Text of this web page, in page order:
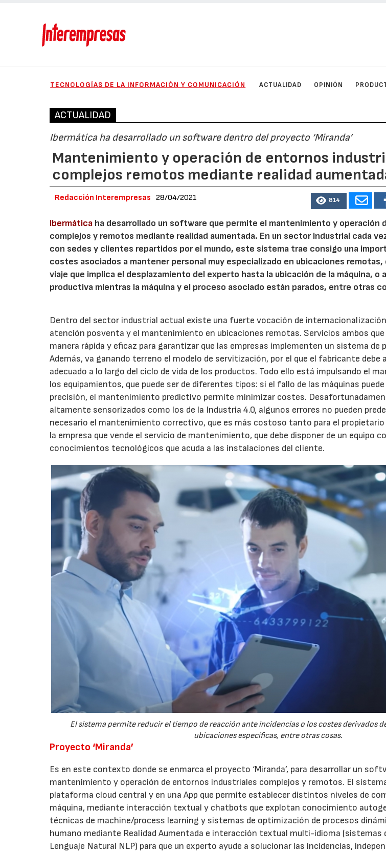
TECNOLOGÍAS DE LA INFORMACIÓN Y COMUNICACIÓN ACTUALIDAD OPINIÓN
ACTUALIDAD
Ibermática ha desarrollado un software dentro del proyecto ‘Miranda’
Mantenimiento y operación de entornos
complejos remotos mediante realidad
Redacción Interempresas 28/04/2021 814
Ibermática ha desarrollado un software que permite el mantenimiento y operación
complejos y remotos mediante realidad aumentada. En un sector industrial cada
con sedes y clientes repartidos por el mundo, este sistema trae consigo una
costes asociados a mantener personal muy especializado en ubicaciones
viaje que implica el desplazamiento del experto hasta la ubicación de la máquina, o
productiva mientras la máquina y el proceso asociado están parados, entre otras
Dentro del sector industrial actual existe una fuerte vocación de
atención posventa y el mantenimiento en ubicaciones remotas. Servicios ambos que
manera rápida y eficaz para garantizar que las empresas implementen un sistema de
Además, va ganando terreno el modelo de servitización, por el que el fabricante debe
adecuado a lo largo del ciclo de vida de los productos. Todo ello está impulsando el
los equipamientos, que puede ser de diferentes tipos: si el fallo de las máquinas
precisión, el mantenimiento predictivo permite minimizar costes.
altamente sensorizados como los de la Industria 4.0, algunos errores no pueden
necesario el mantenimiento correctivo, que es más costoso tanto para el propietario
la empresa que vende el servicio de mantenimiento, que debe disponer de un equipo
conocimientos tecnológicos que acuda a las instalaciones del cliente.
El sistema permite reducir el tiempo de reacción ante incidencias o los costes derivados
ubicaciones específicas, entre otras cosas.
Proyecto ‘Miranda’
Es en este contexto donde se enmarca el proyecto ‘Miranda’, para desarrollar un
mantenimiento y operación de entornos industriales complejos y remotos. El
plataforma cloud central y en una App que permite establecer distintos niveles de
máquina, mediante interacción textual y chatbots que explotan conocimiento
técnicas de machine/process learning y sistemas de optimización de procesos
humano mediante Realidad Aumentada e interacción textual multi-idioma (sistemas
Lenguaje Natural NLP) para que un experto ayude a solucionar las incidencias,
23/07/2026